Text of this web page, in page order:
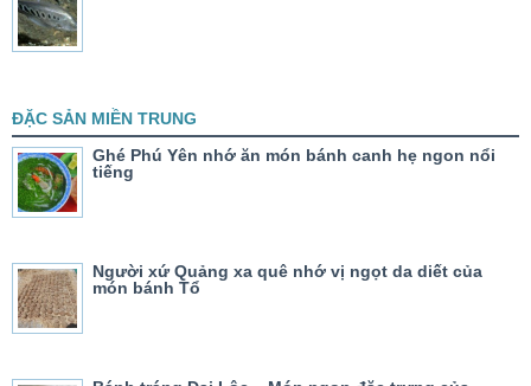
ĐẶC SẢN MIỀN TRUNG
Ghé Phú Yên nhớ ăn món bánh canh hẹ ngon nổi
tiếng
Người xứ Quảng xa quê nhớ vị ngọt da diết của
món bánh Tổ